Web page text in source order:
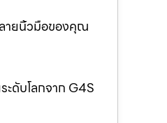
ายนิ้วมือของคุณ
ดับโลกจาก G4S